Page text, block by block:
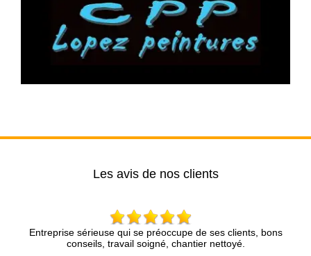
Les avis de nos clients
qui se préoccupe de ses clients, bons
travail soigné, chantier nettoyé.
Entreprise très
rapidement, le